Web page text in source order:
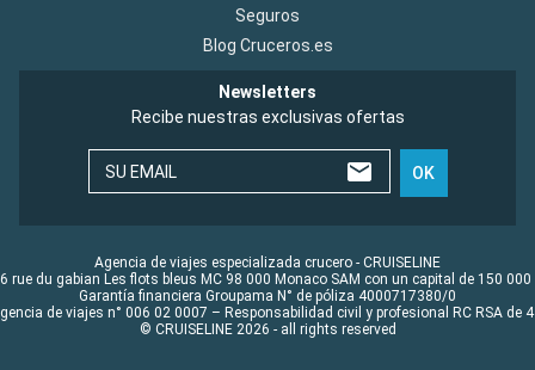
Seguros
Blog Cruceros.es
Newsletters
Recibe nuestras exclusivas ofertas
SU EMAIL OK
Agencia de viajes especializada crucero - CRUISELINE
rue du gabian Les flots bleus MC 98 000 Monaco SAM con un capital de 150 000
Garantía financiera Groupama N° de póliza 4000717380/0
de viajes n° 006 02 0007 – Responsabilidad civil y profesional RC RSA de
© CRUISELINE 2026 - all rights reserved